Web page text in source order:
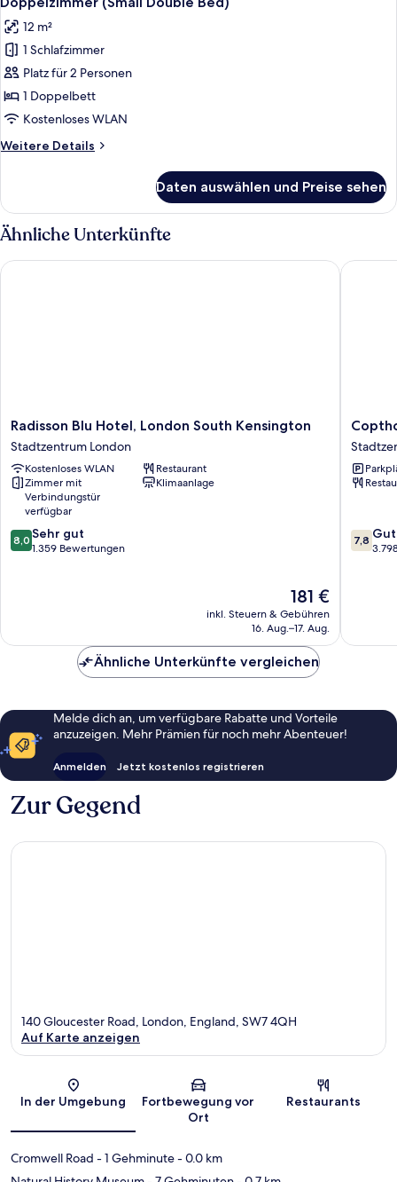
Fotos
für
Doppelzimmer
(Small
Double
Bed)
12 m²
1 Schlafzimmer
Platz für 2 Personen
1 Doppelbett
Kostenloses WLAN
Weitere Details
Weitere
(Small
Double
Bed)
Daten auswählen und Preise sehen
Ähnliche Unterkünfte
Radisson
Blu
Hotel,
London
South
Kensington
Stadtzentrum
London
Radisson Blu Hotel, London South Kensington
Stadtzentrum London
Kostenloses WLAN
Restaurant
Zimmer mit
Verbindungstür
verfügbar
Klimaanlage
8.0
von
8,0 Sehr gut
1.359 Bewertungen
Der
Preis
beträgt
181 €
inkl. Steuern & Gebühren
16. Aug.–17. Aug.
Radisson Blu Hotel, London South Kensington
Tara
Hotel
London
7.8
von
7,8 Gut
Ähnliche Unterkünfte vergleichen
Melde dich an, um verfügbare Rabatte und Vorteile
anzuzeigen. Mehr Prämien für noch mehr Abenteuer!
Anmelden Jetzt kostenlos registrieren
Zur Gegend
Karte
140 Gloucester Road, London, England, SW7 4QH
Auf Karte anzeigen
In der Umgebung
Fortbewegung vor
Ort
Restaurants
Cromwell Road - 1 Gehminute- 0.0 km